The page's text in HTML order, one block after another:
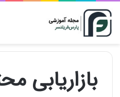
بازاریابی